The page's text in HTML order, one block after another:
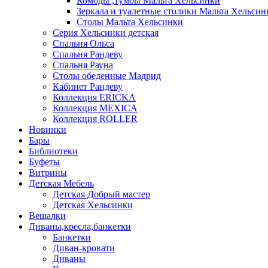
Зеркала и туалетные столики Мальта
Столы Мальта Хельсинки
Серия Хельсинки детская
Спальня Ольса
Спальня Рандеву
Спальня Рауна
Столы обеденные Мадрид
Кабинет Рандеву
Коллекция ERICKA
Коллекция MEXICA
Коллекция ROLLER
Новинки
Бары
Библиотеки
Буфеты
Витрины
Детская Мебель
Детская Добрый мастер
Детская Хельсинки
Вешалки
Диваны,кресла,банкетки
Банкетки
Диван-кровати
Диваны